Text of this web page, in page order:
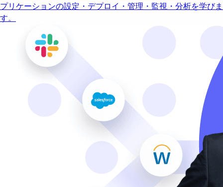
プリケーションの設定・デプロイ・管理・監視・分析を学びま
す。